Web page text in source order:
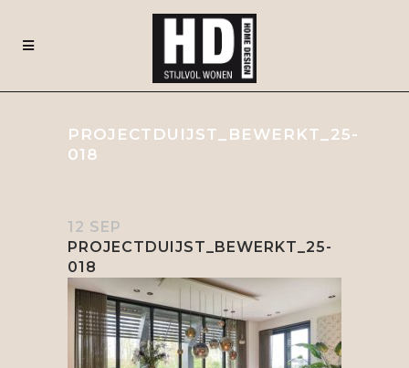
PROJECTDUIJST_BEWERKT_25-
018
12 SEP
PROJECTDUIJST_BEWERKT_25-
018